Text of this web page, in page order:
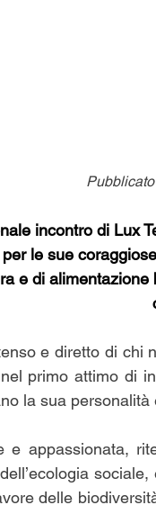
incontro di Lux
le sue
e di alimentazione
e diretto di chi
primo attimo di
la sua personalità
e appassionata,
delle